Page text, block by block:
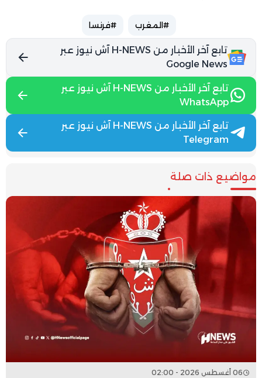
#المغرب #فرنسا
تابع آخر الأخبار من H-NEWS آش نيوز عبر
Google News
تابع آخر الأخبار من H-NEWS آش نيوز عبر
WhatsApp
تابع آخر الأخبار من H-NEWS آش نيوز عبر
Telegram
مواضيع ذات صلة
06 أغسطس 2026 - 02:00